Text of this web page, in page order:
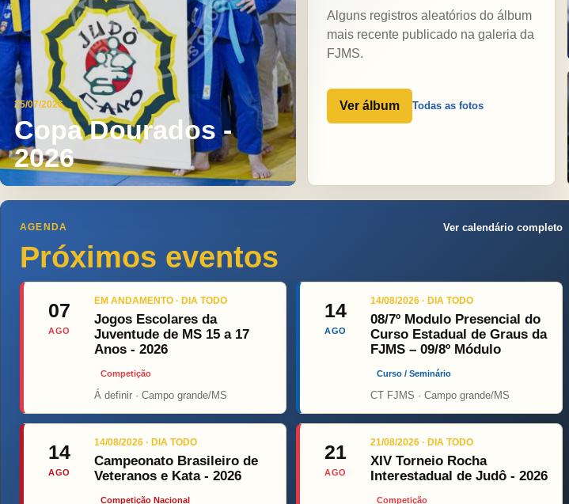
25/07/2026
Copa Dourados -
2026
Alguns registros aleatórios do álbum
mais recente publicado na galeria da
FJMS.
Ver álbum Todas as fotos
AGENDA
Próximos eventos
Ver calendário completo
07
AGO
EM ANDAMENTO · DIA TODO
Jogos Escolares da
Juventude de MS 15 a 17
Anos - 2026
Competição
Á definir · Campo grande/MS
14
AGO
14/08/2026 · DIA TODO
08/7º Modulo Presencial do
Curso Estadual de Graus da
FJMS – 09/8º Módulo
Curso / Seminário
CT FJMS · Campo grande/MS
14
AGO
14/08/2026 · DIA TODO
Campeonato Brasileiro de
Veteranos e Kata - 2026
Competição Nacional
21
AGO
21/08/2026 · DIA TODO
XIV Torneio Rocha
Interestadual de Judô - 2026
Competição
Top Fight ONÇA PINT PSOPJ IS Roza